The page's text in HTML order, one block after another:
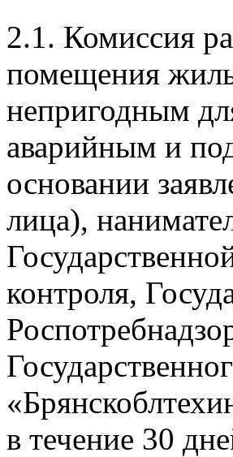
2.1. Комиссия
помещения
непригодным
аварийным и
основании
лица),
контроля,
в течение 30